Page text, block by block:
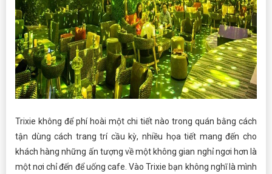
Trixie không để phí hoài một chi tiết nào trong quán bằng cách
tận dùng cách trang trí cầu kỳ, nhiều họa tiết mang đến cho
khách hàng những ấn tượng về một không gian nghỉ ngơi hơn là
một nơi chỉ đến để uống cafe. Vào Trixie bạn không nghĩ là mình